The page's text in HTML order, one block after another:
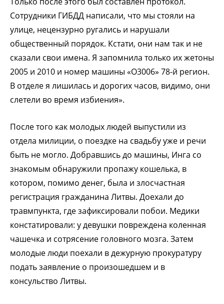
Сотрудники ГИБДД написали, что мы стояли на
улице, нецензурно ругались и нарушали
общественный порядок. Кстати, они нам так и не
сказали свои имена. Я запомнила только их жетоны
2005 и 2010 и номер машины «О3006» 78-й регион.
В отделе я лишилась и дорогих часов, видимо, они
слетели во время избиения».
После того как молодых людей выпустили из
отдела милиции, о поездке на свадьбу уже и речи
быть не могло. Добравшись до машины, Инга со
знакомым обнаружили пропажу кошелька, в
котором, помимо денег, была и злосчастная
регистрация гражданина Литвы. Доехали до
травмпункта, где зафиксировали побои. Медики
констатировали: у девушки повреждена коленная
чашечка и сотрясение головного мозга. Затем
молодые люди поехали в дежурную прокуратуру
подать заявление о произошедшем и в
консульство Литвы.